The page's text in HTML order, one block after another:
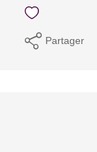
Partager